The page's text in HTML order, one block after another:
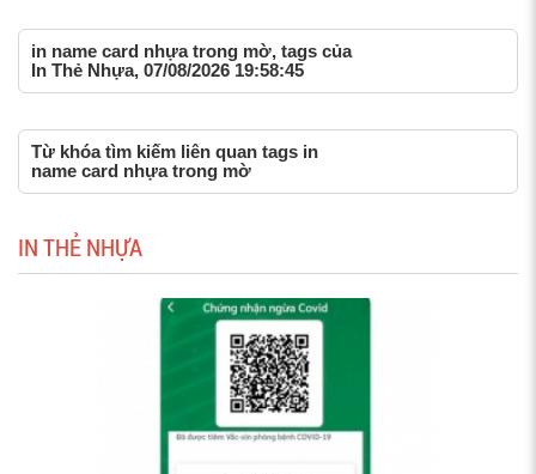
in name card nhựa trong mờ, tags của
In Thẻ Nhựa, 07/08/2026 19:58:45
Từ khóa tìm kiếm liên quan tags in
name card nhựa trong mờ
IN THẺ NHỰA